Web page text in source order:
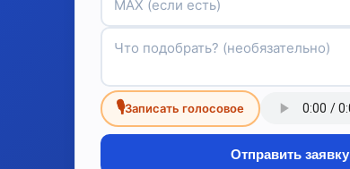
🎙Записать голосовое
Отправить заявку